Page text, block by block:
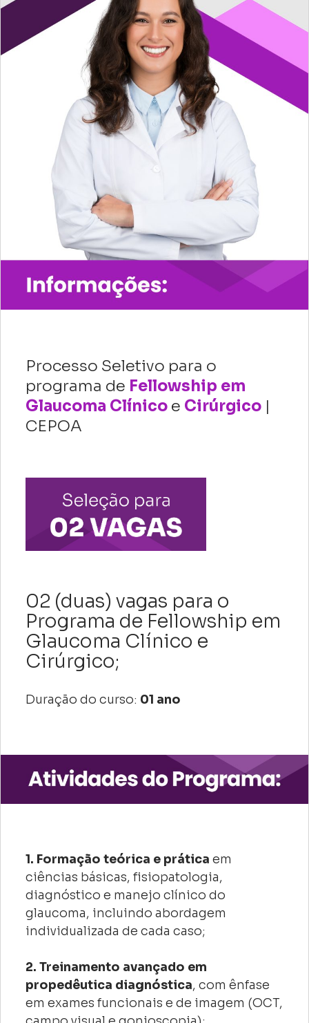
Processo Seletivo para o
programa de Fellowship em
Glaucoma Clínico e Cirúrgico |
CEPOA
02 (duas) vagas para o
Programa de Fellowship em
Glaucoma Clínico e
Cirúrgico;
Duração do curso: 01 ano
1. Formação teórica e prática em
ciências básicas, fisiopatologia,
diagnóstico e manejo clínico do
glaucoma, incluindo abordagem
individualizada de cada caso;
2. Treinamento avançado em
propedêutica diagnóstica, com ênfase
em exames funcionais e de imagem (OCT,